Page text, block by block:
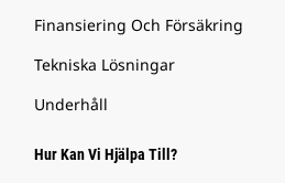
Finansiering Och Försäkring
Tekniska Lösningar
Underhåll
Hur Kan Vi Hjälpa Till?